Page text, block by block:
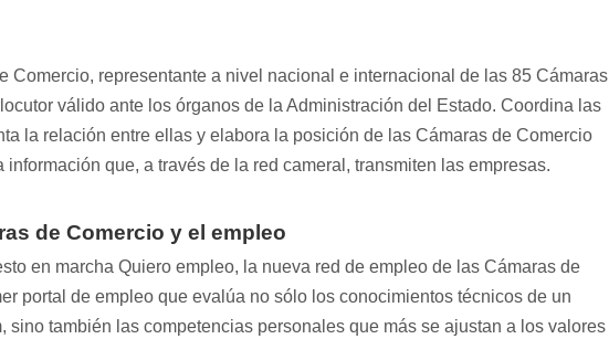
Comercio, representante a nivel nacional e internacional de las 85 Cámaras
válido ante los órganos de la Administración del Estado. Coordina las
la relación entre ellas y elabora la posición de las Cámaras de Comercio
que, a través de la red cameral, transmiten las empresas.
de Comercio y el empleo
en marcha Quiero empleo, la nueva red de empleo de las Cámaras de
portal de empleo que evalúa no sólo los conocimientos técnicos de un
sino también las competencias personales que más se ajustan a los valores